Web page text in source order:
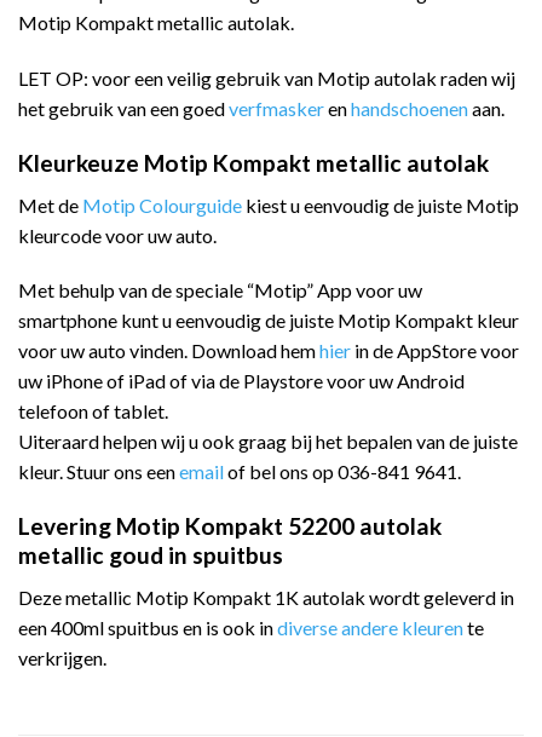
Motip Kompakt metallic autolak.
LET OP: voor een veilig gebruik van Motip autolak raden wij
het gebruik van een goedverfmaskerenhandschoenenaan.
Kleurkeuze Motip Kompakt metallic autolak
Met de Motip Colourguide kiest u eenvoudig de juiste Motip
kleurcode voor uw auto.
Met behulp van de speciale “Motip” App voor uw
smartphone kunt u eenvoudig de juiste Motip Kompakt kleur
voor uw auto vinden. Download hemhier in de AppStore voor
uw iPhone of iPad of via de Playstore voor uw Android
telefoon of tablet.
Uiteraard helpen wij u ook graag bij het bepalen van de juiste
kleur. Stuur ons eenemailof bel ons op 036-841 9641.
Levering Motip Kompakt 52200 autolak
metallic goud in spuitbus
Deze metallic Motip Kompakt 1K autolak wordt geleverd in
een 400ml spuitbus en is ook indiverse andere kleurente
verkrijgen.